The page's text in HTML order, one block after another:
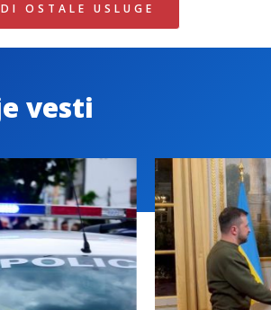
OSTALE USLUGE
vesti